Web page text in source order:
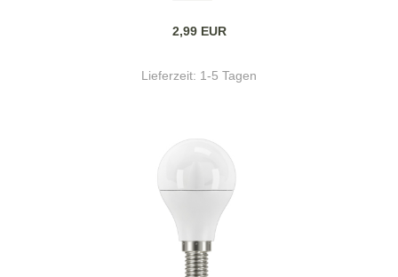
2,99 EUR
Lieferzeit: 1-5 Tagen